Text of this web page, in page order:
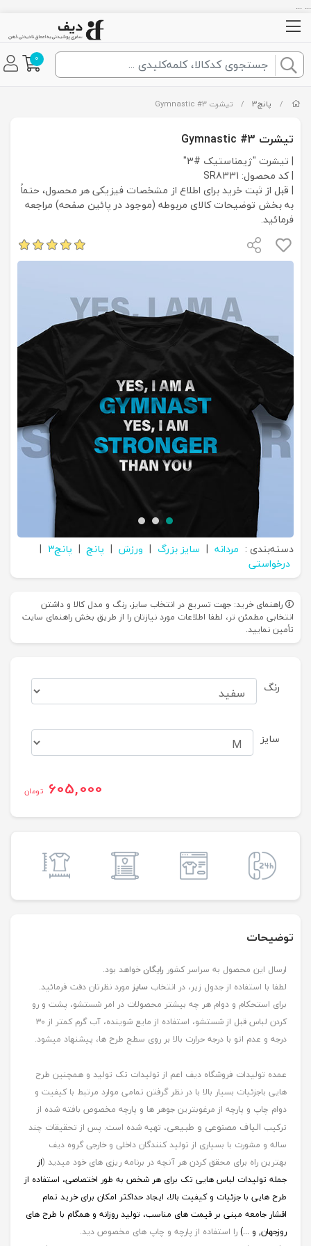
... ...
0
/ پانچ3 / تیشرت Gymnastic #3
تیشرت Gymnastic #3
| تیشرت "ژیمناستیک #3"
| کد محصول: SR8331
| قبل از ثبت خرید برای اطلاع از مشخصات فیزیکی هر محصول، حتماً
به بخش توضیحات کالای مربوطه (موجود در پائین صفحه) مراجعه
فرمائید.
دسته‌بندی : مردانه | سایز بزرگ | ورزش | پانچ | پانچ3
|
درخواستی
راهنمای خرید: جهت تسریع در انتخاب سایز، رنگ و مدل کالا و داشتن
انتخابی مطمئن تر، لطفا اطلاعات مورد نیازتان را از طریق بخش راهنمای سایت
تأمین نمایید.
رنگ
سایز
605,000 تومان
توضیحات
ارسال این محصول به سراسر کشور رایگانخواهد بود.
لطفا با استفاده از جدول زیر، در انتخاب سایز مورد نظرتان دقت فرمائید.
برای استحکام و دوام هر چه بیشتر محصولات در امر شستشو، پشت و رو
کردن لباس قبل از شستشو، استفاده از مایع شوینده، آب گرم کمتر از ۳۰
درجه و عدم اتو با درجه حرارت بالا بر روی سطح طرح ها، پیشنهاد میشود.
عمده تولیدات فروشگاه دیف اعم از تولیدات تک تولید و همچنین طرح
هایی باجزئیات بسیار بالا با در نظر گرفتن تمامی موارد مرتبط با کیفیت و
دوام چاپ و پارچه از مرغوبترین جوهر ها و پارچه مخصوص بافته شده از
ترکیب الیاف مصنوعی و طبیعی، تهیه شده است. پس از تحقیقات چند
ساله و مشورت با بسیاری از تولید کنندگان داخلی و خارجی گروه دیف
بهترین راه برای محقق کردن هر آنچه در برنامه ریزی های خود میدید (از
جمله تولیدات لباس هایی تک برای هر شخص به طور اختصاصی، استفاده از
طرح هایی با جزئیات و کیفیت بالا، ایجاد حداکثر امکان برای خرید تمام
اقشار جامعه مبنی بر قیمت های مناسب، تولید روزانه و همگام با طرح های
روزجهان, و ...)را استفاده از پارچه و چاپ های مخصوص دید.